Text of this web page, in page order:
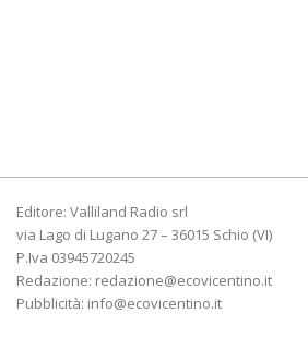
Editore: Valliland Radio srl
via Lago di Lugano 27 – 36015 Schio (VI)
P.Iva 03945720245
Redazione: redazione@ecovicentino.it
Pubblicità: info@ecovicentino.it